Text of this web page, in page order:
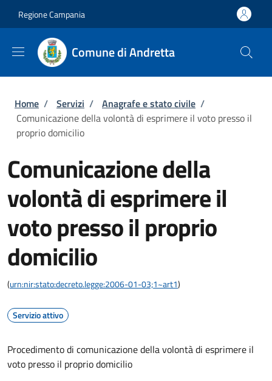
Regione Campania
Comune di Andretta
Briciole di pane
Home / Servizi / Anagrafe e stato civile /
Comunicazione della volontà di esprimere il voto presso il
proprio domicilio
Comunicazione della
volontà di esprimere il
voto presso il proprio
domicilio
(urn:nir:stato:decreto.legge:2006-01-03;1~art1)
Servizio attivo
Procedimento di comunicazione della volontà di esprimere il
voto presso il proprio domicilio